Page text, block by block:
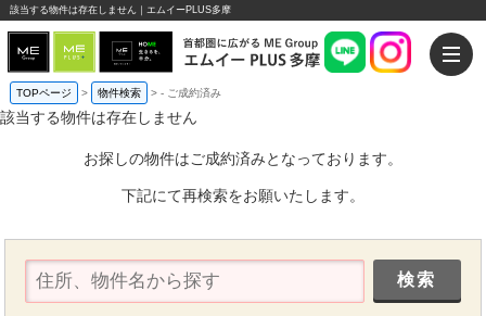
該当する物件は存在しません｜エムイーPLUS多摩
TOPページ > 物件検索 >- ご成約済み
該当する物件は存在しません
お探しの物件はご成約済みとなっております。
下記にて再検索をお願いたします。